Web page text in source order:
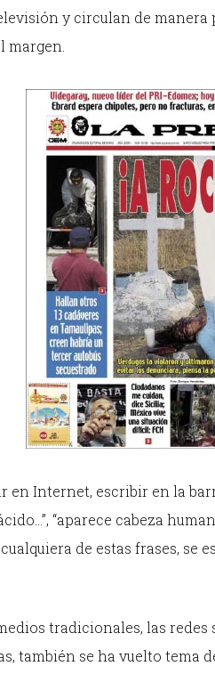
y circulan de manera
margen.
en Internet, escribir en la
“aparece cabeza
de estas frases, se
tradicionales, las redes
también se ha vuelto tema